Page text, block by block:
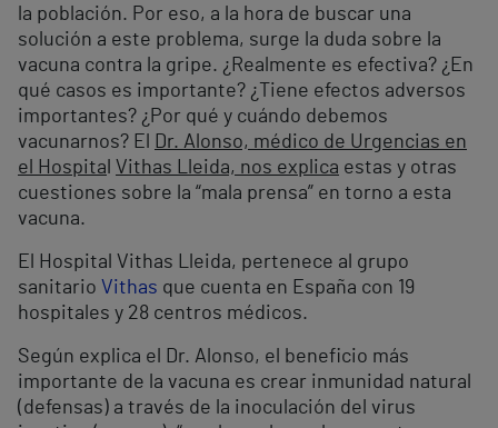
la población. Por eso, a la hora de buscar una
solución a este problema, surge la duda sobre la
vacuna contra la gripe. ¿Realmente es efectiva? ¿En
qué casos es importante? ¿Tiene efectos adversos
importantes? ¿Por qué y cuándo debemos
vacunarnos? El
Dr. Alonso, médico de Urgencias en
el Hospita Vithas Lleida, nos explica estas y otras
cuestiones sobre la “mala prensa” en torno a esta
vacuna.
El Hospital Vithas Lleida, pertenece al grupo
sanitario Vithas que cuenta en España con 19
hospitales y 28 centros médicos.
Según explica el Dr. Alonso, el beneficio más
importante de la vacuna es crear inmunidad natural
(defensas) a través de la inoculación del virus